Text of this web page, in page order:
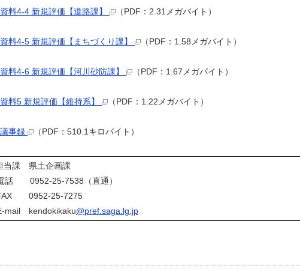
資料4-4 新規評価【道路課】 （PDF：2.31メガバイト）
資料4-5 新規評価【まちづくり課】 （PDF：1.58メガバイト）
資料4-6 新規評価【河川砂防課】 （PDF：1.67メガバイト）
資料5 新規評価【維持系】 （PDF：1.22メガバイト）
議事録 （PDF：510.1キロバイト）
当課 県土企画課
話 0952-25-7538（直通）
0952-25-7275
mail kendokikaku@pref.saga.lg.jp